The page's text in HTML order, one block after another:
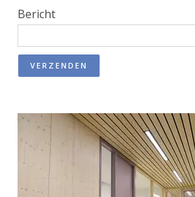
Bericht
VERZENDEN